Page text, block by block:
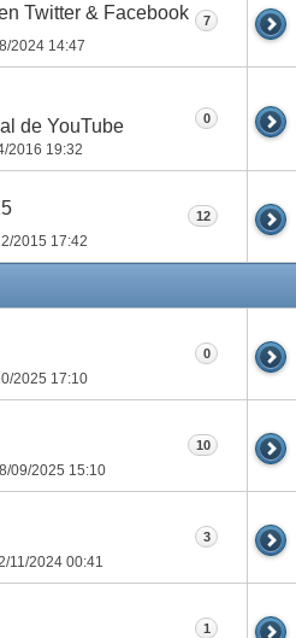
Twitter & Facebook
2024 14:47
7
de YouTube
2016 19:32
0
2015 17:42
12
2025 17:10
0
09/2025 15:10
10
11/2024 00:41
3
1